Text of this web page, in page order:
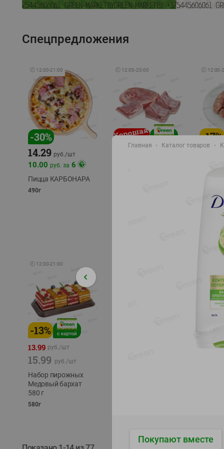
Спецпредложения
🕘 12:00-21:00
-30%
14.29 руб./шт
10.00 руб. за 6
Пицца КАРБОНАРА
490г
🕘 12:00-20:00 🕘 12:00-
-17%
охлажд
🕘 12:00-21:00
-13%
13.99 руб./шт
15.99 руб./шт
Набор пирожных
Медовый бархат
580 г
580г
4.99
Главная Каталог товаров
Покупают вместе